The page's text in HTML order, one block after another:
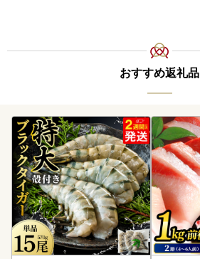
おすすめ返礼品